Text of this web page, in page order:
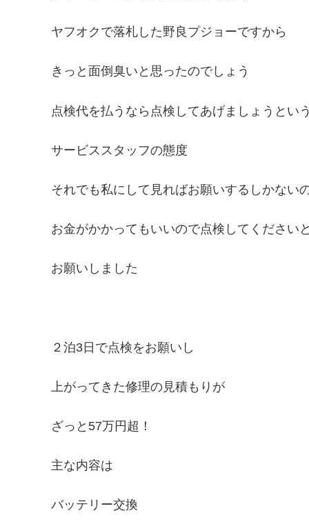
ヤフオクで落札した野良プジョーですから
きっと面倒臭いと思ったのでしょう
点検代を払うなら点検してあげましょうとい
サービススタッフの態度
それでも私にして見ればお願いするしかない
お金がかかってもいいので点検してください
お願いしました
２泊3日で点検をお願いし
上がってきた修理の見積もりが
ざっと57万円超！
主な内容は
バッテリー交換